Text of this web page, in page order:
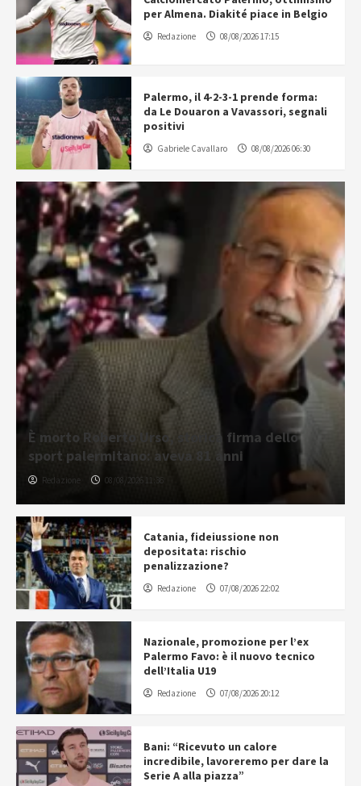
per Almena. Diakité piace in Belgio
Redazione 08/08/2026 17:15
Palermo, il 4-2-3-1 prende forma:
da Le Douaron a Vavassori, segnali
positivi
Gabriele Cavallaro 08/08/2026 06:30
È morto Roberto Urso, storica firma dello
sport palermitano: aveva 81 anni
Redazione 08/08/2026 11:36
Catania, fideiussione non
depositata: rischio
penalizzazione?
Redazione 07/08/2026 22:02
Nazionale, promozione per l’ex
Palermo Favo: è il nuovo tecnico
dell’Italia U19
Redazione 07/08/2026 20:12
Bani: “Ricevuto un calore
incredibile, lavoreremo per dare la
Serie A alla piazza”